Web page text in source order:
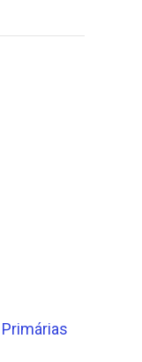
Primárias